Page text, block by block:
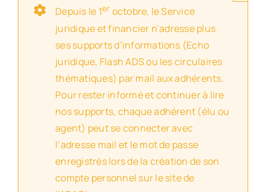
Depuis le 1er octobre, le Service
juridique et financier n’adresse plus
ses supports d’informations (Echo
juridique, Flash ADS ou les circulaires
thématiques) par mail aux adhérents.
Pour rester informé et continuer à lire
nos supports, chaque adhérent (élu ou
agent) peut se connecter avec
l’adresse mail et le mot de passe
enregistrés lors de la création de son
compte personnel sur le site de